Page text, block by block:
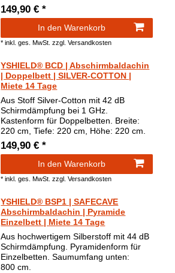
149,90 € *
In den Warenkorb
*inkl. ges. MwSt. zzgl.Versandkosten
YSHIELD® BCD | Abschirmbaldachin
| Doppelbett | SILVER-COTTON |
Miete 14 Tage
Aus Stoff Silver-Cotton mit 42 dB
Schirmdämpfung bei 1 GHz.
Kastenform für Doppelbetten. Breite:
220 cm, Tiefe: 220 cm, Höhe: 220 cm.
149,90 € *
In den Warenkorb
*inkl. ges. MwSt. zzgl.Versandkosten
YSHIELD® BSP1 | SAFECAVE
Abschirmbaldachin | Pyramide
Einzelbett | Miete 14 Tage
Aus hochwertigem Silberstoff mit 44 dB
Schirmdämpfung. Pyramidenform für
Einzelbetten. Saumumfang unten:
800 cm.